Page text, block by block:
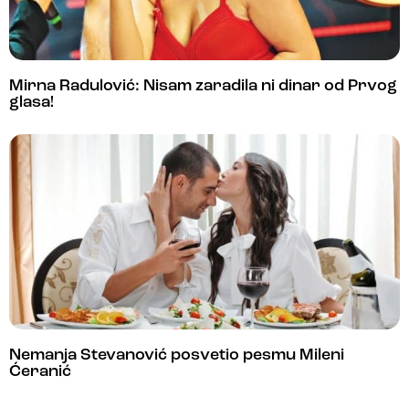
Mirna Radulović: Nisam zaradila ni dinar od Prvog
glasa!
Nemanja Stevanović posvetio pesmu Mileni
Ćeranić